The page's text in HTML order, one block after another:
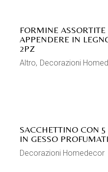
FORMINE
APPENDERE IN
2PZ
Altro Decorazioni
SACCHETTINO CON 5
IN GESSO PROFUMATI
Decorazioni Homedecor